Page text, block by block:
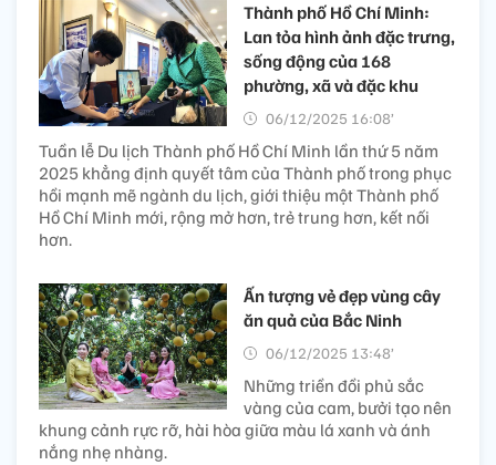
Thành phố Hồ Chí Minh:
Lan tỏa hình ảnh đặc trưng,
sống động của 168
phường, xã và đặc khu
06/12/2025 16:08’
Tuần lễ Du lịch Thành phố Hồ Chí Minh lần thứ 5 năm
2025 khẳng định quyết tâm của Thành phố trong phục
hồi mạnh mẽ ngành du lịch, giới thiệu một Thành phố
Hồ Chí Minh mới, rộng mở hơn, trẻ trung hơn, kết nối
hơn.
Ấn tượng vẻ đẹp vùng cây
ăn quả của Bắc Ninh
06/12/2025 13:48’
Những triền đồi phủ sắc
vàng của cam, bưởi tạo nên
khung cảnh rực rỡ, hài hòa giữa màu lá xanh và ánh
nắng nhẹ nhàng.